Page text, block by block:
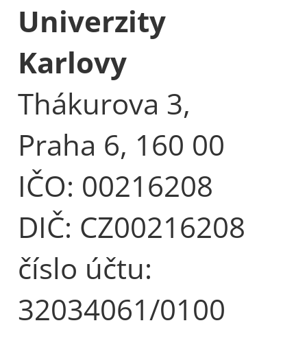
Univerzity
Karlovy
Thákurova 3,
Praha 6, 160 00
IČO: 00216208
DIČ: CZ00216208
číslo účtu:
32034061/0100